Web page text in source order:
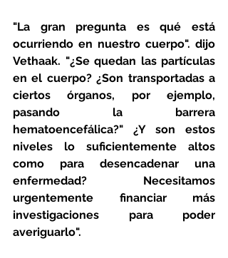
"La gran pregunta es qué está
ocurriendo en nuestro cuerpo". dijo
Vethaak. "¿Se quedan las partículas
en el cuerpo? ¿Son transportadas a
ciertos órganos, por ejemplo,
pasando la barrera
hematoencefálica?" ¿Y son estos
niveles lo suficientemente altos
como para desencadenar una
enfermedad? Necesitamos
urgentemente financiar más
investigaciones para poder
averiguarlo".